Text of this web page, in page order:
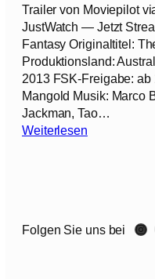
Trailer von Moviepilot
JustWatch — Jetzt
Fantasy Originaltitel:
Produktionsland:
2013 FSK-Freigabe:
Mangold Musik: Marco
Jackman, Tao…
Weiterlesen:
r
Folgen Sie uns bei Instagram